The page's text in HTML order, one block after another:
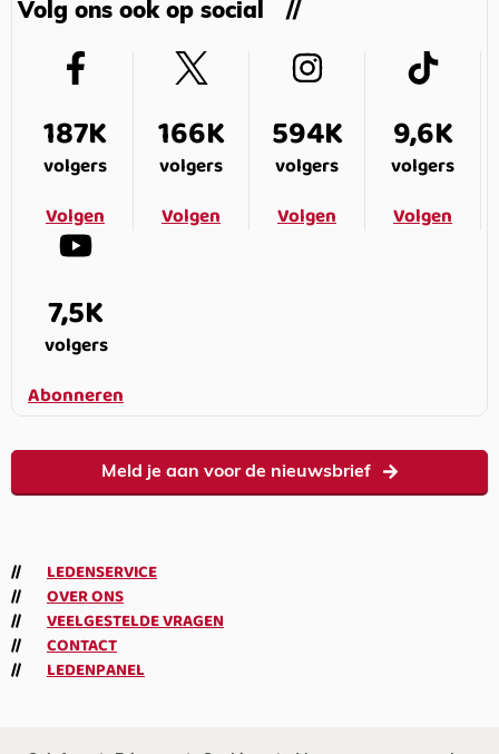
Volg ons ook op social
187K
volgers
Volgen
166K
volgers
Volgen
594K
volgers
Volgen
9,6K
volgers
Volgen
7,5K
volgers
Abonneren
Meld je aan voor de nieuwsbrief
LEDENSERVICE
OVER ONS
VEELGESTELDE VRAGEN
CONTACT
LEDENPANEL